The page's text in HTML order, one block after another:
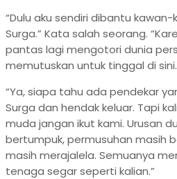
“Dulu aku sendiri dibantu
Surga.” Kata salah seorang.
pantas lagi mengotori dunia
memutuskan untuk tinggal di
“Ya, siapa tahu ada pendekar
Surga dan hendak keluar. Tapi
muda jangan ikut kami. Urusan
bertumpuk, permusuhan masih
masih merajalela. Semuanya
tenaga segar seperti kalian.”